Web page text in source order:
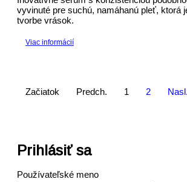
vyvinuté pre suchú, namáhanú pleť, ktorá
tvorbe vrások.
Viac informácií
Začiatok Predch. 1 2 Nasl.
Prihlásiť sa
Používateľské meno